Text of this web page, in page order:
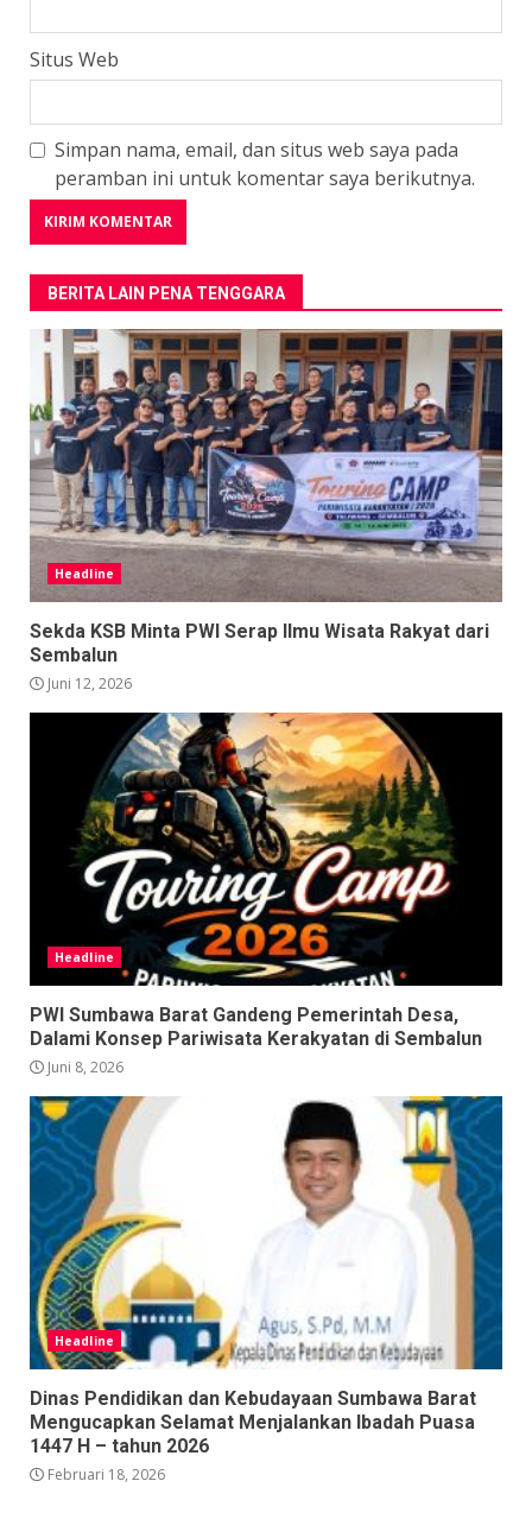
Situs Web
Simpan nama, email, dan situs web saya pada
peramban ini untuk komentar saya berikutnya.
BERITA LAIN PENA TENGGARA
Headline
Sekda KSB Minta PWI Serap Ilmu Wisata Rakyat dari
Sembalun
Juni 12, 2026
Headline
PWI Sumbawa Barat Gandeng Pemerintah Desa,
Dalami Konsep Pariwisata Kerakyatan di Sembalun
Juni 8, 2026
Headline
Dinas Pendidikan dan Kebudayaan Sumbawa Barat
Mengucapkan Selamat Menjalankan Ibadah Puasa
1447 H – tahun 2026
Februari 18, 2026